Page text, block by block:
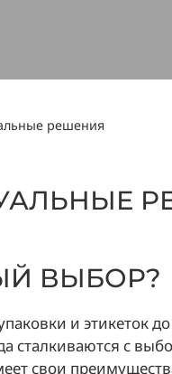
решения
ВЫБОР?
и этикеток
сталкиваются с
свои